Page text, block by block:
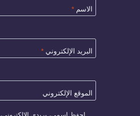
الاسم *
البريد الإلكتروني *
الموقع الإلكتروني